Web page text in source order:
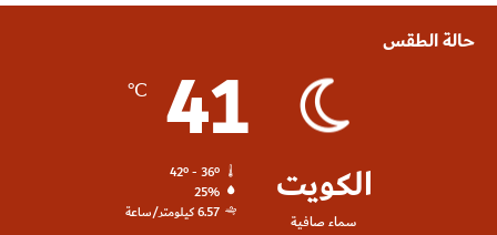
حالة الطقس
الكويت
سماء صافية
41
℃
42º - 36º
25%
6.57 كيلومتر/ساعة